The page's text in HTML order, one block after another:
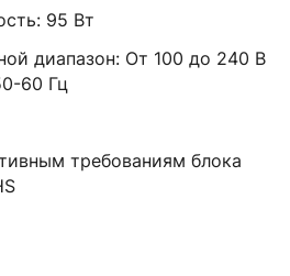
95 Вт
диапазон: От 100 до 240 В
60 Гц
требованиям блока